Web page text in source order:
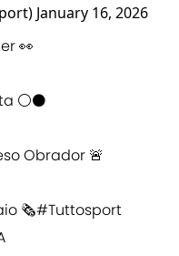
January 16, 2026
👀
⚪️⚫️
Obrador 🚨
🗞️#Tuttosport